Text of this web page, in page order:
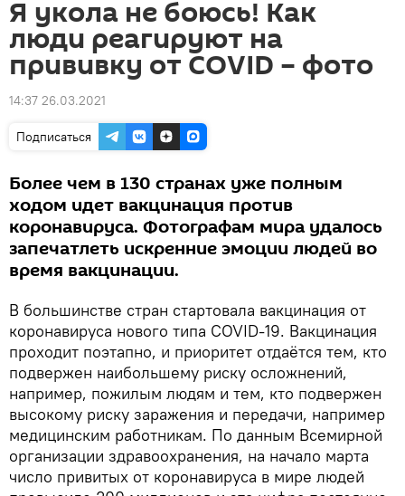
Я укола не боюсь! Как
люди реагируют на
прививку от COVID – фото
14:37 26.03.2021
Подписаться
Более чем в 130 странах уже полным
ходом идет вакцинация против
коронавируса. Фотографам мира удалось
запечатлеть искренние эмоции людей во
время вакцинации.
В большинстве стран стартовала вакцинация от
коронавируса нового типа COVID-19. Вакцинация
проходит поэтапно, и приоритет отдаётся тем, кто
подвержен наибольшему риску осложнений,
например, пожилым людям и тем, кто подвержен
высокому риску заражения и передачи, например
медицинским работникам. По данным Всемирной
организации здравоохранения, на начало марта
число привитых от коронавируса в мире людей